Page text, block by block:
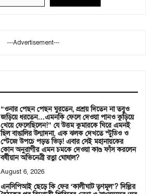
---Advertisement---
“ওনার পেছন পেছন ঘুরতেন, প্রশ্রয় দিতেন না তবুও
জড়িয়ে ধরতেন…এমনকি ফেলে দেওয়া পানও কুড়িয়ে
খেয়ে ফেলেছিলেন!” যে উত্তম কুমারকে ঘিরে এমনই
ছিল বাঙালির উন্মাদনা, এক ঝলক দেখতে স্টুডিও ও
স্টেজে উপচে পড়ত ভিড়! এবার সেই মহানায়কের
কোন অনুরাগীর এমন চমকে দেওয়া কাণ্ড ফাঁস করলেন
বর্ষীয়ান অভিনেত্রী রত্না ঘোষাল?
August 6, 2026
এনসিপিআই ছেড়ে কি ফের ‘কালীঘাট তৃণমূল’? দিল্লির